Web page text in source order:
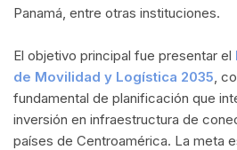
Panamá, entre otras instituciones.
El objetivo principal fue presentar el
de Movilidad y Logística 2035 ,
fundamental de planificación que
inversión en infraestructura de
países de Centroamérica. La meta